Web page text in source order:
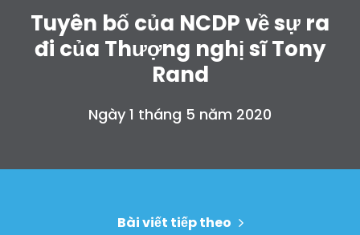
Shop
Hoạt động
Tuyên bố của NCDP về sự ra
đi của Thượng nghị sĩ Tony
Rand
Ngày 1 tháng 5 năm 2020
Bài viết tiếp theo